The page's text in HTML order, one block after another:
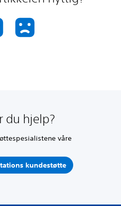
du hjelp?
våre
kundestøtte